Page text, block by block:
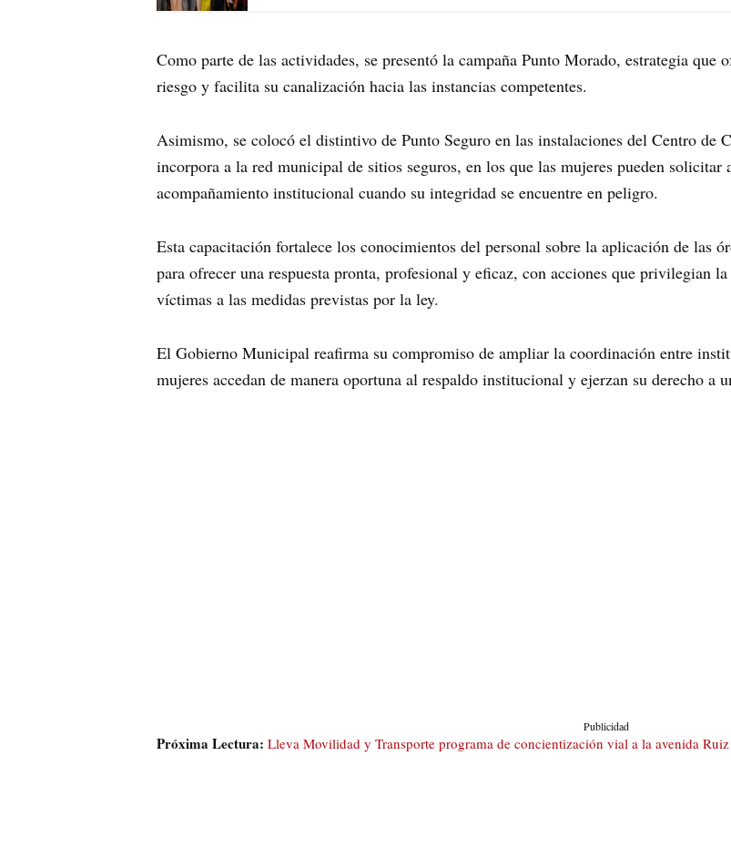
Como parte de las actividades, se presentó la campaña Punto Morado, estrategia que
riesgo y facilita su canalización hacia las instancias competentes.
Asimismo, se colocó el distintivo de Punto Seguro en las instalaciones del Centro de
incorpora a la red municipal de sitios seguros, en los que las mujeres pueden
acompañamiento institucional cuando su integridad se encuentre en peligro.
Esta capacitación fortalece los conocimientos del personal sobre la aplicación de las
para ofrecer una respuesta pronta, profesional y eficaz, con acciones que privilegian
víctimas a las medidas previstas por la ley.
El Gobierno Municipal reafirma su compromiso de ampliar la coordinación entre
mujeres accedan de manera oportuna al respaldo institucional y ejerzan su derecho a
Publicidad
Próxima Lectura: Lleva Movilidad y Transporte programa de concientización vial a la avenida